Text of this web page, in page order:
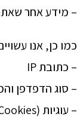
– מידע אחר
כמו כן, אנו
– כתובת IP
– סוג הדפדפן
– עוגיות (Cookies) למטרות ניתוח ושיפור חוויית המשתמש